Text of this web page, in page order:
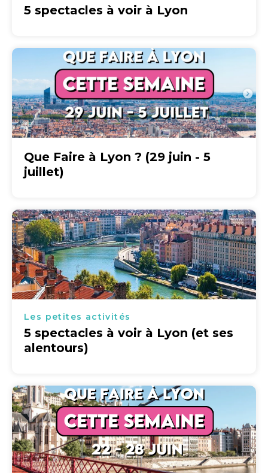
5 spectacles à voir à Lyon
Que Faire à Lyon ? (29 juin - 5
juillet)
Les petites activités
5 spectacles à voir à Lyon (et ses
alentours)